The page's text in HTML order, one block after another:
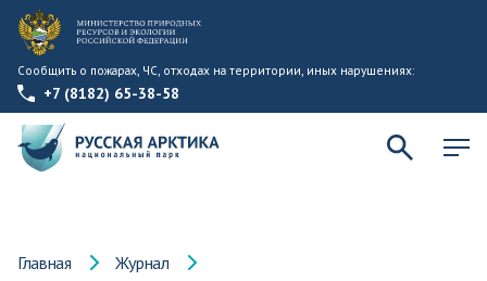
Сообщить о пожарах, ЧС, отходах на территории, иных нарушениях:
+7 (8182) 65-38-58
Главная Журнал